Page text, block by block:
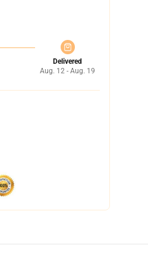
Delivered
Aug. 12 - Aug. 19